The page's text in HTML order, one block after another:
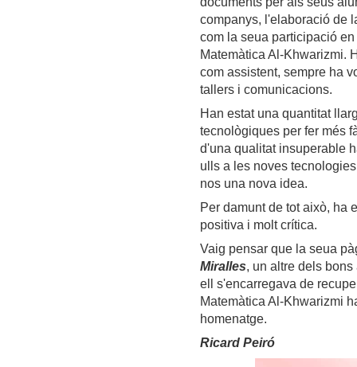
companys, l'elaboració de
com la seua participació
Matemàtica Al-Khwarizmi.
com assistent, sempre ha
tallers i comunicacions.
Han estat una quantitat
tecnològiques per fer més
d'una qualitat insuperable
ulls a les noves
nos una nova idea.
Per damunt de tot això, ha
positiva i molt crítica.
Vaig pensar que la seua
Miralles, un altre dels
ell s'encarregava de
Matemàtica Al-Khwarizmi
homenatge.
Ricard Peiró